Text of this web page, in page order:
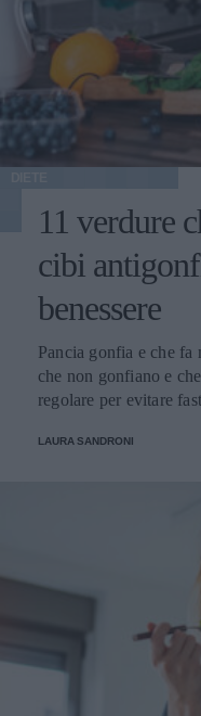
11 verdure
cibi
benessere
Pancia gonfia e che fa
che non gonfiano e
regolare per evitare
LAURA SANDRONI